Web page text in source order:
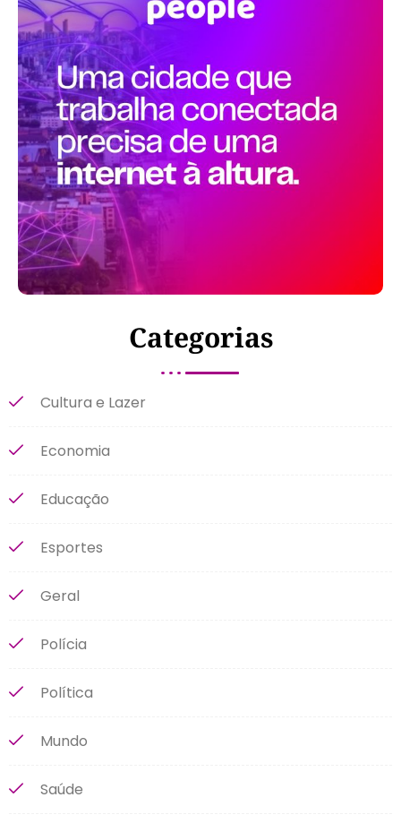
Categorias
Cultura e Lazer
Economia
Educação
Esportes
Geral
Polícia
Política
Mundo
Saúde